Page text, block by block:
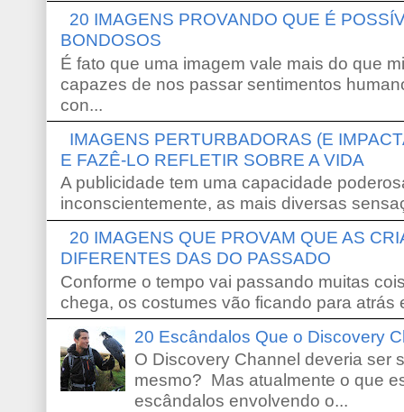
20 IMAGENS PROVANDO QUE É
BONDOSOS
É fato que uma imagem vale mais do que
capazes de nos passar sentimentos
con...
IMAGENS PERTURBADORAS (E
E FAZÊ-LO REFLETIR SOBRE A VIDA
A publicidade tem uma capacidade
inconscientemente, as mais diversas
20 IMAGENS QUE PROVAM QUE AS
DIFERENTES DAS DO PASSADO
Conforme o tempo vai passando muitas
chega, os costumes vão ficando para atrás
20 Escândalos Que o Discovery
O Discovery Channel deveria ser
mesmo? Mas atualmente o que
escândalos envolvendo o...